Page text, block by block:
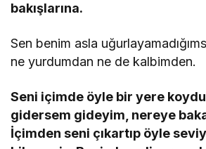
bakışlarına.
Sen benim asla
ne yurdumdan ne de kalbimden.
Seni içimde öyle bir yere
gidersem gideyim, nereye
İçimden seni çıkartıp öyle